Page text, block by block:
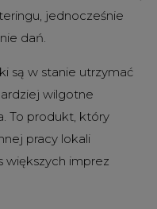
jednocześnie
dań.
są w stanie utrzymać
wilgotne
To produkt, który
pracy lokali
większych imprez